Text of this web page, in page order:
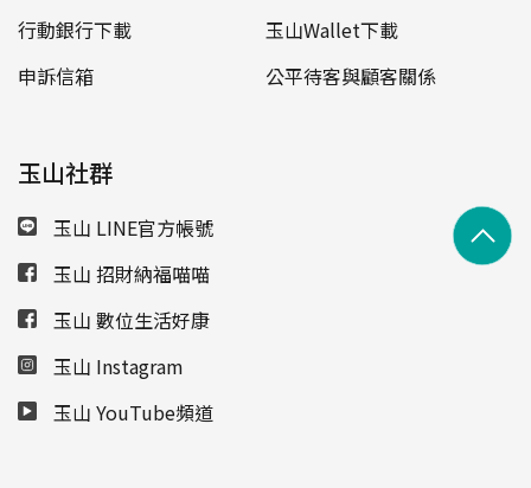
行動銀行下載
玉山Wallet下載
申訴信箱
公平待客與顧客關係
玉山社群
玉山 LINE官方帳號
玉山 招財納福喵喵
玉山 數位生活好康
玉山 Instagram
玉山 YouTube頻道